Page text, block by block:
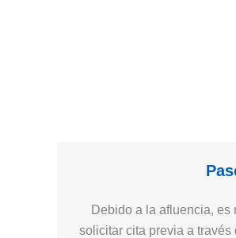
Debido a la afluencia,
solicitar cita previa a